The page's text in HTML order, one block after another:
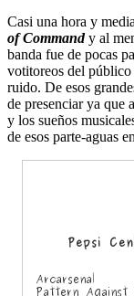
Casi una hora y
of Commandy al
banda fue de pocas
votitoreos del
ruido. De esos
de presenciar ya que
y los sueños
de esos parte-aguas